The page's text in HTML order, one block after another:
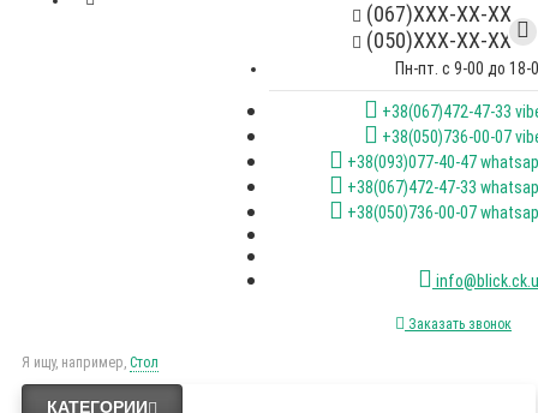
(067)XXX-XX-XX
(050)XXX-XX-XX
Пн-пт. с 9-00 до 18-
+38(067)472-47-33
+38(050)736-00-07
+38(093)077-40-47
+38(067)472-47-33
+38(050)736-00-07
Заказать звонок
Я ищу, например, Стол
КАТЕГОРИИ